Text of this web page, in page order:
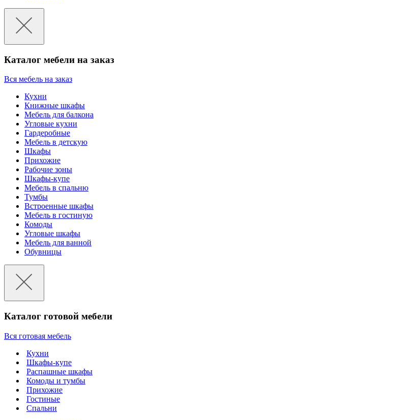
Каталог мебели на заказ
Вся мебель на заказ
Кухни
Книжные шкафы
Мебель для балкона
Угловые кухни
Гардеробные
Мебель в детскую
Шкафы
Прихожие
Рабочие зоны
Шкафы-купе
Мебель в спальню
Тумбы
Встроенные шкафы
Мебель в гостиную
Комоды
Угловые шкафы
Мебель для ванной
Обувницы
Каталог готовой мебели
Вся готовая мебель
Кухни
Шкафы-купе
Распашные шкафы
Комоды и тумбы
Прихожие
Гостиные
Спальни